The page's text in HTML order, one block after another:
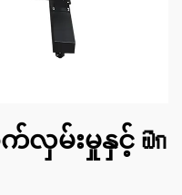
လှမ်းမှုနှင့် ฝึก